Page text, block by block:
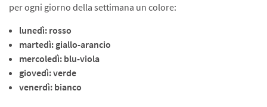
per ogni giorno della settimana un colore:
lunedì: rosso
martedì: giallo-arancio
mercoledì: blu-viola
giovedì: verde
venerdì: bianco